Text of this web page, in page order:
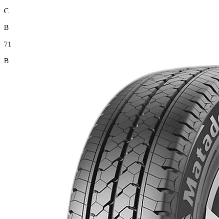
C
B
71
B